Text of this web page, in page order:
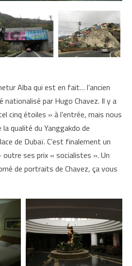
Alba qui est en fait… l’ancien
nationalisé par Hugo Chavez. Il y a
cinq étoiles » à l’entrée, mais nous
qualité du Yanggakdo de
de Dubaï. C’est finalement un
outre ses prix « socialistes ». Un
de portraits de Chavez, ça vous